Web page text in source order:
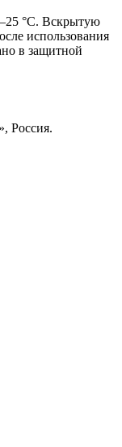
°C. Вскрытую
использования
в защитной
Россия.